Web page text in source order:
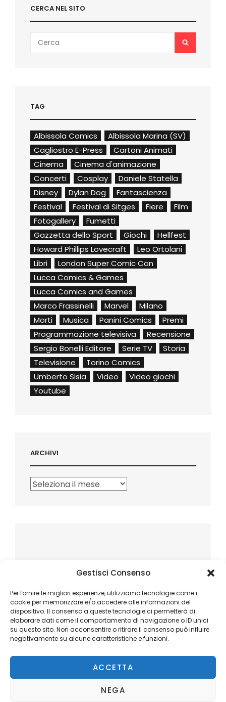
Gestisci Consenso
Per fornire le migliori esperienze, utilizziamo tecnologie come i
cookie per memorizzare e/o accedere alle informazioni del
dispositivo. Il consenso a queste tecnologie ci permetterà di
elaborare dati come il comportamento di navigazione o ID unici
su questo sito. Non acconsentire o ritirare il consenso può influire
negativamente su alcune caratteristiche e funzioni.
ACCETTA
NEGA
CERCA NEL SITO
for:
SEARCH
TAG
Albissola Comics
Albissola Marina (SV)
Cagliostro E-Press
Cartoni Animati
Cinema
Cinema d'animazione
Concerti
Cosplay
Daniele Statella
Disney
Dylan Dog
Fantascienza
Festival
Festival di Sitges Fiere
Film
Fotogallery
Fumetti
Gazzetta dello Sport
Giochi
Hellfest
Howard Phillips Lovecraft
Leo Ortolani
Libri
London Super Comic Con
Lucca Comics & Games
Lucca Comics and Games
Marco Frassinelli
Marvel
Milano
Morti
Musica Panini Comics
Premi
Programmazione televisiva
Recensione
Sergio Bonelli Editore
Serie TV
Storia
Televisione
Torino Comics
Umberto Sisia
Video
Video giochi
Youtube
ARCHIVI
Archivi